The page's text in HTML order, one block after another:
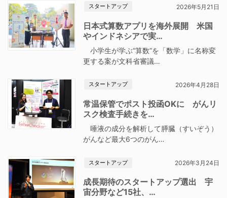
スタートアップ 2026年5月21日
日本式算数アプリを海外展開 米国
やインドネシアで実…
小学生が学ぶ“算数”を「数学」に名称変
更する案が文科省審議…
スタートアップ 2026年4月28日
常温保管でポスト投函OKに がんリ
スク検査手続きを…
唾液の成分を解析して膵臓（すいぞう）
がんなど最大6つのがん…
スタートアップ 2026年3月24日
成長期待のスタートアップ選出 宇
宙分野など15社、…